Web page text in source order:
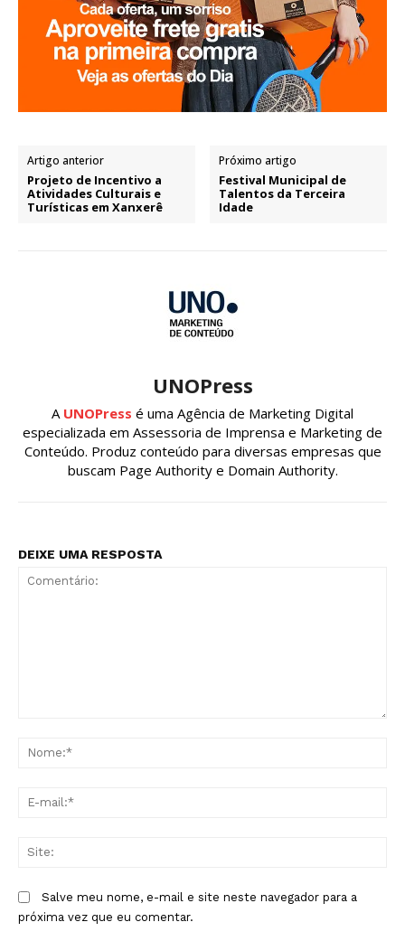
Artigo anterior
Projeto de Incentivo a
Atividades Culturais e
Turísticas em Xanxerê
Próximo artigo
Festival Municipal de
Talentos da Terceira
Idade
UNOPress
A UNOPress é uma Agência de Marketing Digital
especializada em Assessoria de Imprensa e Marketing de
Conteúdo. Produz conteúdo para diversas empresas que
buscam Page Authority e Domain Authority.
DEIXE UMA RESPOSTA
Salve meu nome, e-mail e site neste navegador para a
próxima vez que eu comentar.